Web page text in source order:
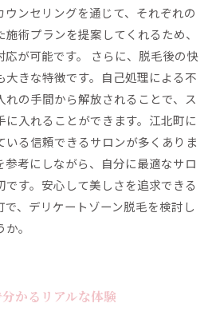
ンセリングを通じて、それぞれの
術プランを提案してくれるため、
が可能です。 さらに、脱毛後の快
大きな特徴です。自己処理による不
れの手間から解放されることで、ス
に入れることができます。江北町に
いる信頼できるサロンが多くありま
参考にしながら、自分に最適なサロ
です。安心して美しさを追求できる
、デリケートゾーン脱毛を検討し
。
かるリアルな体験